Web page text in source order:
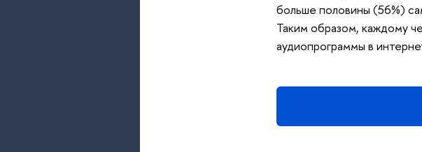
больше половины (56%)
Таким образом, каждому
аудиопрограммы в